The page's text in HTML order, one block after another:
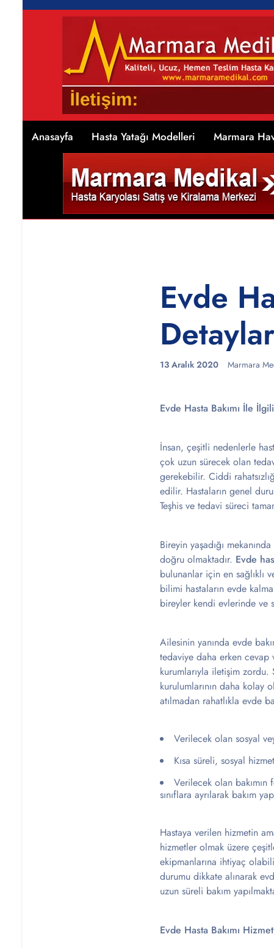
Anasayfa Hasta Yatağı Modelleri Marmara
Evde
Detaylar
13 Aralık 2020 Marmara
Evde Hasta Bakımı İle
İnsan, çeşitli nedenlerle
çok uzun sürecek olan
gerekebilir. Ciddi
edilir. Hastaların genel
Teşhis ve tedavi süreci
Bireyin yaşadığı
doğru olmaktadır. Evde
bulunanlar için en sağlıklı
bilimi hastaların evde
bireyler kendi evlerinde ve
Ailesinin yanında evde
tedaviye daha erken cevap
kurumlarıyla iletişim
kurulumlarının daha kolay
atılmadan rahatlıkla evde
Verilecek olan sosyal
Kısa süreli, sosyal
Verilecek olan bakımın
sınıflara ayrılarak bakım
Hastaya verilen hizmetin
hizmetler olmak üzere
ekipmanlarına ihtiyaç
durumu dikkate alınarak
uzun süreli bakım
Evde Hasta Bakımı